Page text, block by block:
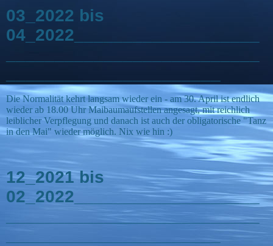
03_2022 bis
04_2022___________________
Die Normalität kehrt langsam wieder ein - am 30. April ist endlich
wieder ab 18.00 Uhr Maibaumaufstellen angesagt, mit reichlich
leiblicher Verpflegung und danach ist auch der obligatorische "Tanz
in den Mai" wieder möglich. Nix wie hin :)
12_2021 bis
02_2022___________________
__________________________
______________________